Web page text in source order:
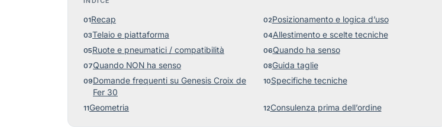
Recap
Posizionamento e logica d’uso
Telaio e piattaforma
Allestimento e scelte tecniche
Ruote e pneumatici / compatibilità
Quando ha senso
Quando NON ha senso
Guida taglie
Domande frequenti su Genesis Croix de
Fer 30
Specifiche tecniche
Geometria Consulenza prima dell’ordine